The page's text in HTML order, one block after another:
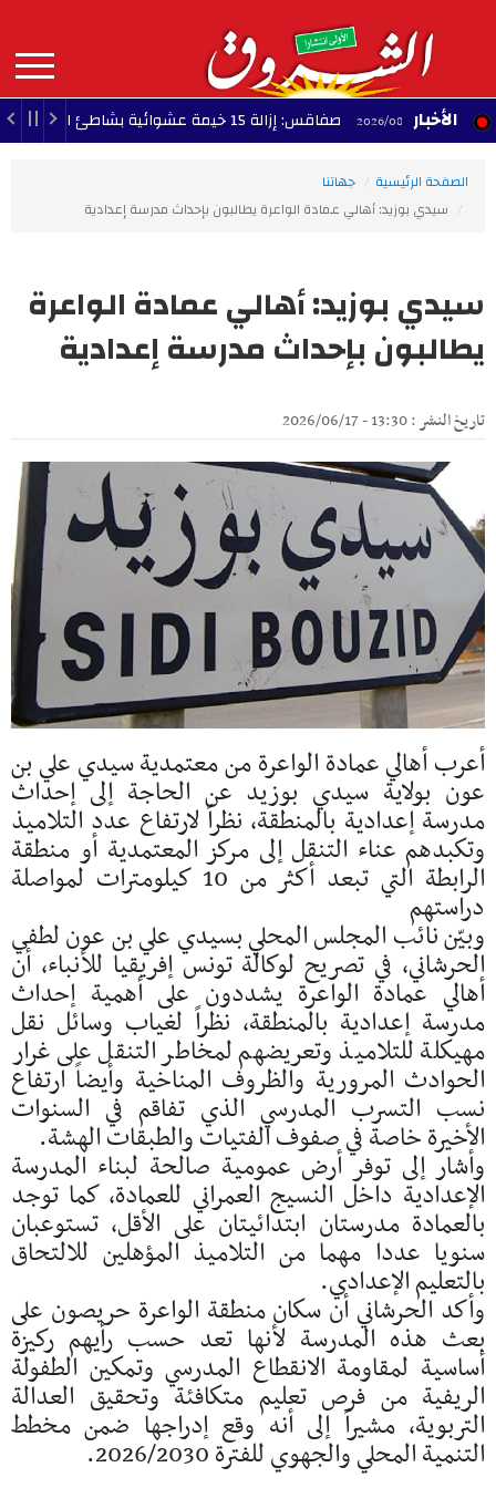
contenu
principal
MAIN
NAVIGATION الأخبار صفاقس: إزالة 15 خيمة عشوائية بشاطئ الكازينو 17:42 - 2026/08/08
الصفحة الرئيسية
جهاتنا
سيدي بوزيد: أهالي عمادة الواعرة يطالبون بإحداث مدرسة إعدادية
سيدي بوزيد: أهالي عمادة الواعرة
يطالبون بإحداث مدرسة إعدادية
تاريخ النشر : 13:30 - 2026/06/17
أعرب أهالي عمادة الواعرة من معتمدية سيدي علي بن
عون بولاية سيدي بوزيد عن الحاجة إلى إحداث
مدرسة إعدادية بالمنطقة، نظراً لارتفاع عدد التلاميذ
وتكبدهم عناء التنقل إلى مركز المعتمدية أو منطقة
الرابطة التي تبعد أكثر من 10 كيلومترات لمواصلة
دراستهم
وبيّن نائب المجلس المحلي بسيدي علي بن عون لطفي
الحرشاني، في تصريح لوكالة تونس إفريقيا للأنباء، أن
أهالي عمادة الواعرة يشددون على أهمية إحداث
مدرسة إعدادية بالمنطقة، نظراً لغياب وسائل نقل
مهيكلة للتلاميذ وتعريضهم لمخاطر التنقل على غرار
الحوادث المرورية والظروف المناخية وأيضاً ارتفاع
نسب التسرب المدرسي الذي تفاقم في السنوات
الأخيرة خاصة في صفوف الفتيات والطبقات الهشة.
وأشار إلى توفر أرض عمومية صالحة لبناء المدرسة
الإعدادية داخل النسيج العمراني للعمادة، كما توجد
بالعمادة مدرستان ابتدائيتان على الأقل، تستوعبان
سنويا عددا مهما من التلاميذ المؤهلين للالتحاق
بالتعليم الإعدادي.
وأكد الحرشاني أن سكان منطقة الواعرة حريصون على
بعث هذه المدرسة لأنها تعد حسب رأيهم ركيزة
أساسية لمقاومة الانقطاع المدرسي وتمكين الطفولة
الريفية من فرص تعليم متكافئة وتحقيق العدالة
التربوية، مشيراً إلى أنه وقع إدراجها ضمن مخطط
التنمية المحلي والجهوي للفترة 2026/2030.